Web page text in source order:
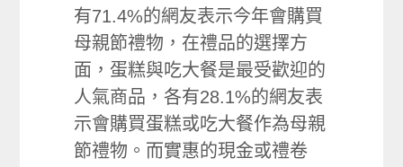
有71.4%的網友表示今年會購買
母親節禮物，在禮品的選擇方
面，蛋糕與吃大餐是最受歡迎的
人氣商品，各有28.1%的網友表
示會購買蛋糕或吃大餐作為母親
節禮物。而實惠的現金或禮卷